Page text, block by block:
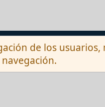
y reglas Privacy policy
de los